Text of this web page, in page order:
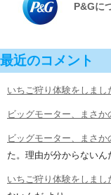
P&Gに
最近のコメント
いちご狩り体験をしまし
ビッグモーター、まさか
ビッグモーター、まさか
た。理由が分からないん
いちご狩り体験をしまし